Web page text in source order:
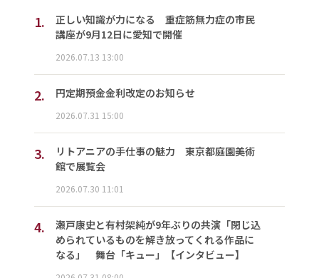
1.
正しい知識が力になる 重症筋無力症の市民
講座が9月12日に愛知で開催
2026.07.13 13:00
2. 円定期預金金利改定のお知らせ
2026.07.31 15:00
3.
リトアニアの手仕事の魅力 東京都庭園美術
館で展覧会
2026.07.30 11:01
4.
瀬戸康史と有村架純が9年ぶりの共演「閉じ込
められているものを解き放ってくれる作品に
なる」 舞台「キュー」【インタビュー】